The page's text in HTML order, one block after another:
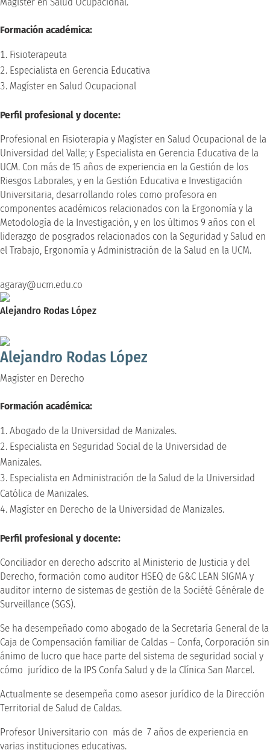
Formación académica:
Fisioterapeuta
Especialista en Gerencia Educativa
Magíster en Salud Ocupacional
Perfil profesional y docente:
Profesional en Fisioterapia y Magíster en Salud Ocupacional de la
Universidad del Valle; y Especialista en Gerencia Educativa de la
UCM. Con más de 15 años de experiencia en la Gestión de los
Riesgos Laborales, y en la Gestión Educativa e Investigación
Universitaria, desarrollando roles como profesora en
componentes académicos relacionados con la Ergonomía y la
Metodología de la Investigación, y en los últimos 9 años con el
liderazgo de posgrados relacionados con la Seguridad y Salud en
el Trabajo, Ergonomía y Administración de la Salud en la UCM.
agaray@ucm.edu.co
Alejandro Rodas López
Alejandro Rodas López
Magíster en Derecho
Formación académica:
Abogado de la Universidad de Manizales.
Especialista en Seguridad Social de la Universidad de
Manizales.
Especialista en Administración de la Salud de la Universidad
Católica de Manizales.
Magíster en Derecho de la Universidad de Manizales.
Perfil profesional y docente:
Conciliador en derecho adscrito al Ministerio de Justicia y del
Derecho, formación como auditor HSEQ de G&C LEAN SIGMA y
auditor interno de sistemas de gestión de la Société Générale de
Surveillance (SGS).
Se ha desempeñado como abogado de la Secretaría General de la
Caja de Compensación familiar de Caldas – Confa, Corporación sin
ánimo de lucro que hace parte del sistema de seguridad social y
cómo jurídico de la IPS Confa Salud y de la Clínica San Marcel.
Actualmente se desempeña como asesor jurídico de la Dirección
Territorial de Salud de Caldas.
Profesor Universitario con más de 7 años de experiencia en
varias instituciones educativas.